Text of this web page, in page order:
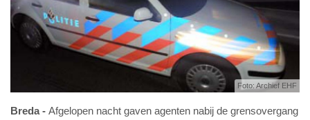
Foto: Archief EHF
Breda
Afgelopen nacht gaven agenten nabij de grensovergang